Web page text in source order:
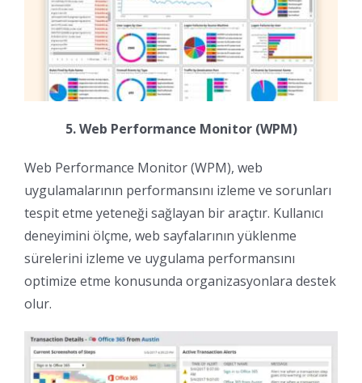
5. Web Performance Monitor (WPM)
Web Performance Monitor (WPM), web
uygulamalarının performansını izleme ve sorunları
tespit etme yeteneği sağlayan bir araçtır. Kullanıcı
deneyimini ölçme, web sayfalarının yüklenme
sürelerini izleme ve uygulama performansını
optimize etme konusunda organizasyonlara destek
olur.